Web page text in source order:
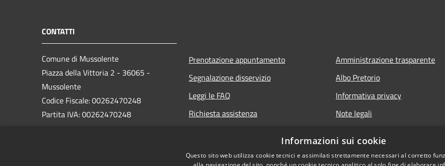
CONTATTI
Comune di Mussolente
Piazza della Vittoria 2 - 36065 -
Mussolente
Codice Fiscale: 00262470248
Partita IVA: 00262470248
Prenotazione appuntamento
Segnalazione disservizio
Leggi le FAQ
Richiesta assistenza
Amministrazione trasparente
Albo Pretorio
Informativa privacy
Note legali
Informazioni sui cookie
Questo sito web utilizza cookie tecnici e assimilati strettamente necessari al corretto